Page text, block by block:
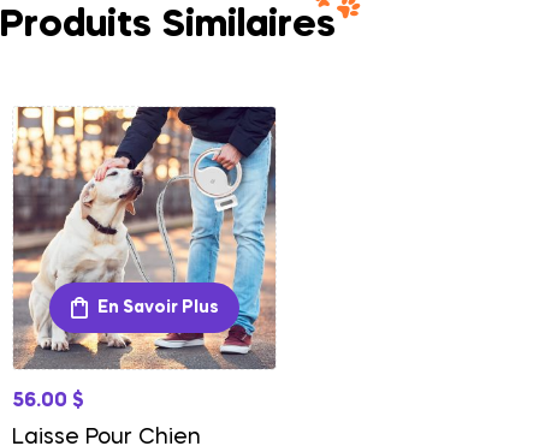
Produits Similaires
En Savoir Plus
56.00 $
Laisse Pour Chien